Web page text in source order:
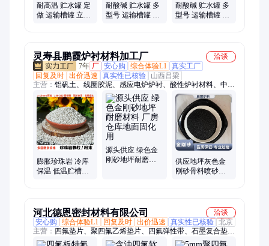
耐高温 贮水罐 定
做 运输槽罐 立式
耐酸碱 贮水罐 多
型号 运输槽罐 玻
耐酸碱 贮水罐 多
型号 运输槽罐 化
灵寿县鹏霞炉衬材料加工厂
洽谈
7年 厂 安心购 综合体验L1 真实工厂
回复及时 出价迅速 真实性已核验
山西吕梁
主营： 铝矾土、线圈胶泥、感应电炉炉衬、酸性炉衬材料、中性
炉衬材料、捣打料、干振料、加热炉浇灌料、硅质打炉料、中间
包可塑料、可塑快速修补料、石英砂、中频炉炉衬料、高岭土、
透热炉打结料、橡胶颗粒、氢氧化钙、机制木炭、膨润土、绿泥
白泥修补料、火山石板材、氧化钙、凹凸棒土粉、沸石粉沸石颗
粒
膨胀珍珠岩 冷库
保温 低温贮槽绝
源头供应 绿色金
刚砂地坪耐磨材
供应地坪灰色金
刚砂骨料喷砂除
河北德恩密封材料有限公司
洽谈
安心购
综合体验L1 回复及时 出价迅速 真实性已核验 北京
主营： 四氟垫片、聚四氟乙烯垫片、四氟弹性带、石墨复合垫
片、聚四氟乙烯弹性带、石墨垫片、石墨缠绕垫片、金属缠绕垫